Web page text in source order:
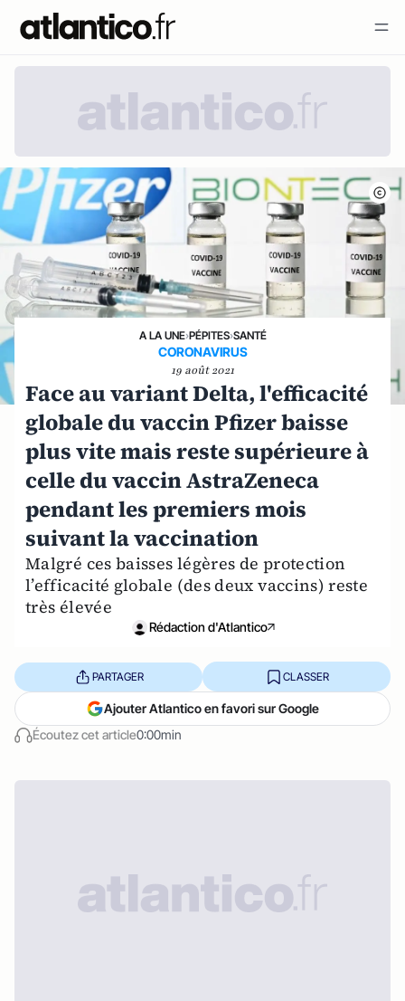
A LA UNE›PÉPITES›SANTÉ
CORONAVIRUS
19 août 2021
Face au variant Delta, l'efficacité
globale du vaccin Pfizer baisse
plus vite mais reste supérieure à
celle du vaccin AstraZeneca
pendant les premiers mois
suivant la vaccination
Malgré ces baisses légères de protection
l’efficacité globale (des deux vaccins) reste
très élevée
Rédaction d'Atlantico
Écoutez cet article0:00min
PARTAGER CLASSER
Ajouter Atlantico en favori sur Google